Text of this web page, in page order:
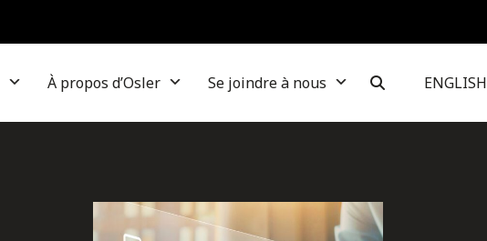
À propos d’Osler Se joindre à nous ENGLISH